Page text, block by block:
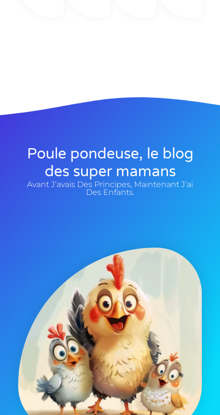
Poule pondeuse, le blog
des super mamans
Avant J’avais Des Principes, Maintenant J’ai
Des Enfants.